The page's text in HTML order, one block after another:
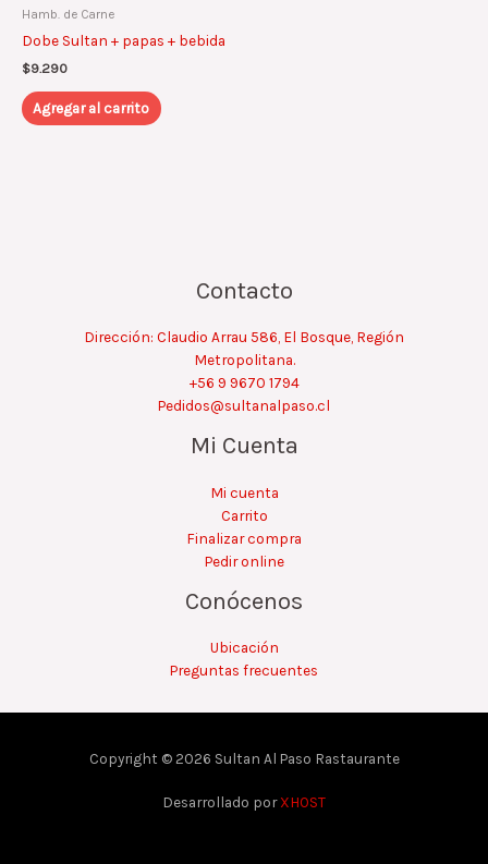
Hamb. de Carne
Dobe Sultan + papas + bebida
$9.290
Agregar al carrito
Contacto
Dirección: Claudio Arrau 586, El Bosque, Región
Metropolitana.
+56 9 9670 1794
Pedidos@sultanalpaso.cl
Mi Cuenta
Mi cuenta
Carrito
Finalizar compra
Pedir online
Conócenos
Ubicación
Preguntas frecuentes
Copyright © 2026 Sultan Al Paso Rastaurante
Desarrollado porXHOST